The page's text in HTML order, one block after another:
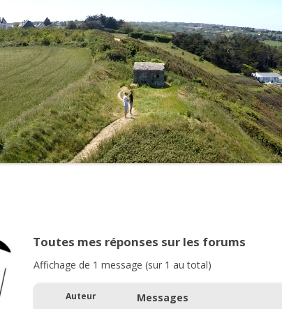
SITES DE VOL
ORGANISATION DE LA SÉANCE
LE MATÉRIEL 2024
2023
2022
2021
2020
2017
2016
Toutes mes réponses sur les forums
Affichage de 1 message (sur 1 au total)
Auteur Messages